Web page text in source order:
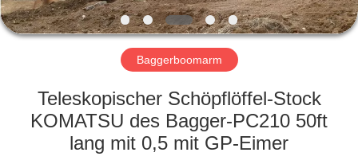
ÜBER
UNS
FABRIK-
AUSFLUG
Baggerboomarm
Teleskopischer Schöpflöffel-Stock
KOMATSU des Bagger-PC210 50ft
lang mit 0,5 mit GP-Eimer